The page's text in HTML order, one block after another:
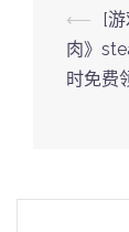
Post
⟵
[
肉》
时免费